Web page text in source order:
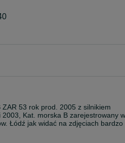
53 rok prod. 2005 z silnikiem
Kat. morska B zarejestrowany w
Łódź jak widać na zdjęciach bardzo